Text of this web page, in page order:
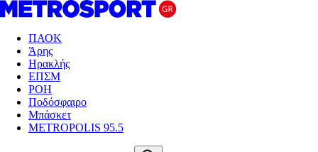
ΠΑΟΚ
Άρης
Ηρακλής
ΕΠΣΜ
ΡΟΗ
Ποδόσφαιρο
Μπάσκετ
METROPOLIS 95.5